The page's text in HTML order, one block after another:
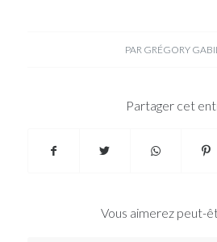
PAR GRÉGORY
Partager cet
Vous aimerez peut-